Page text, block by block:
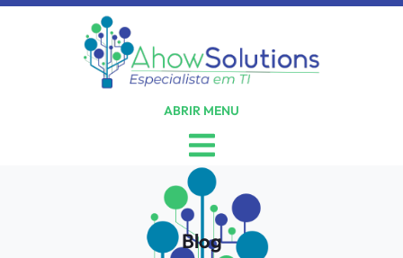
ABRIR MENU
Blog